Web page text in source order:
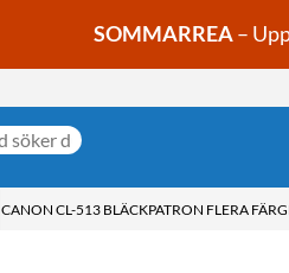
SOMMARREA–
CANON CL-513 BLÄCKPATRON FLERA